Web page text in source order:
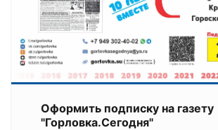
Оформить подписку на газету
"Горловка.Сегодня"